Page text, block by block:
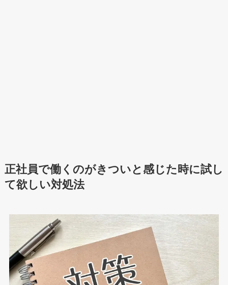
正社員で働くのがきついと感じた時に試し
て欲しい対処法